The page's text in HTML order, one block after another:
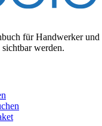
für Handwerker und
werden.